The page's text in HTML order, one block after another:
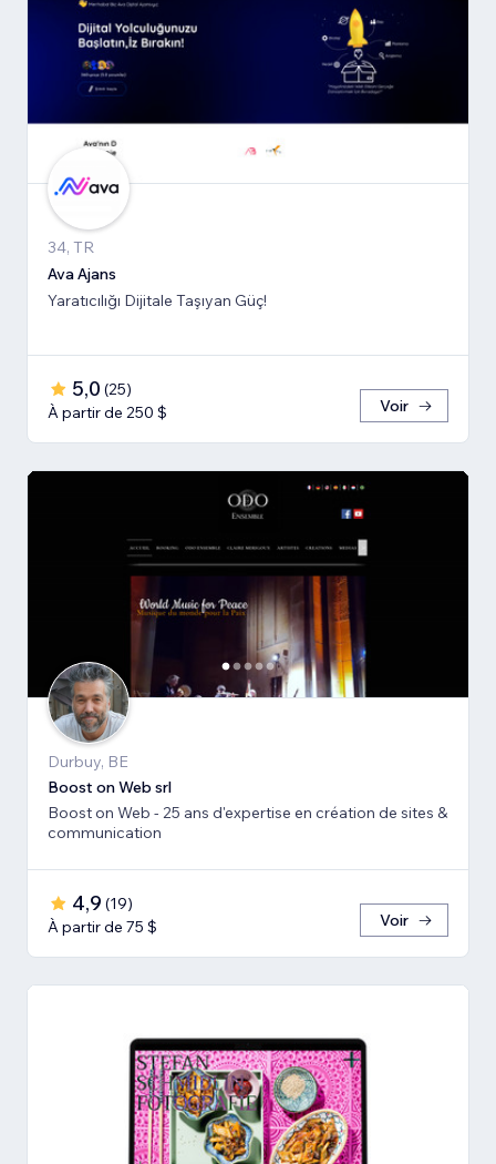
34, TR
Ava Ajans
Yaratıcılığı Dijitale Taşıyan Güç!
5,0 (25)
À partir de 250 $
Voir
Durbuy, BE
Boost on Web srl
Boost on Web - 25 ans d'expertise en création de sites &
communication
4,9 (19)
À partir de 75 $
Voir